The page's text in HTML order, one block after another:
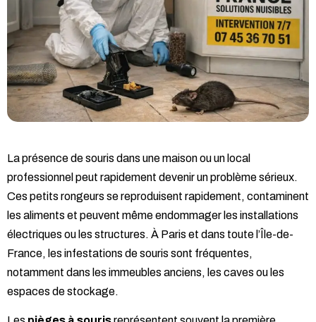
La présence de souris dans une maison ou un local
professionnel peut rapidement devenir un problème sérieux.
Ces petits rongeurs se reproduisent rapidement, contaminent
les aliments et peuvent même endommager les installations
électriques ou les structures. À Paris et dans toute l’Île-de-
France, les infestations de souris sont fréquentes,
notamment dans les immeubles anciens, les caves ou les
espaces de stockage.